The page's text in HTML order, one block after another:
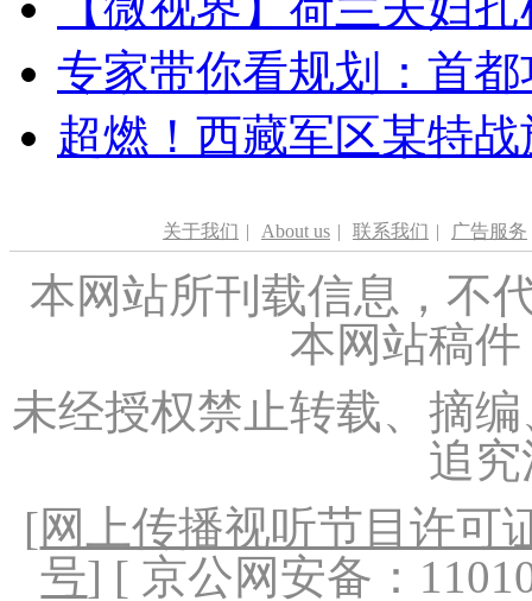
专家带你看规划：首
超燃！西藏军区某特
关于我们 | About us | 联系我们 | 广告服务
本网站所刊载信息，不
本网站稿
未经授权禁止转载、摘
追
[网上传播视听节目许可
号] [ 京公网安备：